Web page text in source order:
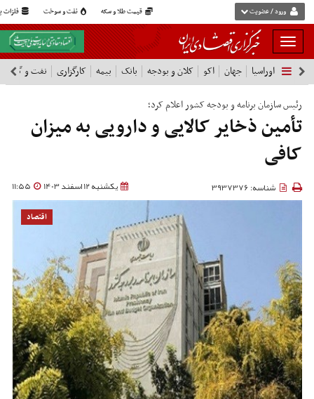
قیمت طلا و سکه نفت و سوخت فلزات ورود / عضویت
بار
و
بسته
نمودن
فهرست
اوراسیا جهان اکو کلان و بودجه بانک بیمه کارگزاری نفت و گاز
رئیس سازمان برنامه و بودجه کشور اعلام کرد؛
تأمین ذخایر کالایی و دارویی به میزان
کافی
یکشنبه 12 اسفند 1403 11:55 شناسه: 3937376
اقتصاد